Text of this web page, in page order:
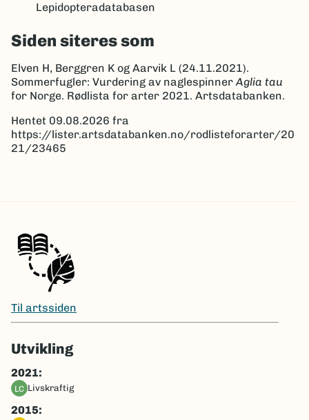
Lepidopteradatabasen
Siden siteres som
Elven H, Berggren K og Aarvik L (24.11.2021).
Sommerfugler: Vurdering av naglespinnerAglia tau
for Norge. Rødlista for arter 2021. Artsdatabanken.
Hentet 09.08.2026 fra
https://lister.artsdatabanken.no/rodlisteforarter/20
21/23465
Til artssiden
Utvikling
2021:
LC livskraftig
2015: